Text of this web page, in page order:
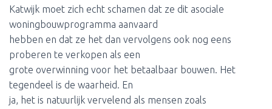
Katwijk moet zich echt schamen dat ze dit asociale
woningbouwprogramma aanvaard
hebben en dat ze het dan vervolgens ook nog eens
proberen te verkopen als een
grote overwinning voor het betaalbaar bouwen. Het
tegendeel is de waarheid. En
ja, het is natuurlijk vervelend als mensen zoals